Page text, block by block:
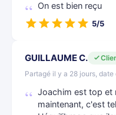
On est bien reçu
5/5
GUILLAUME C.
Partagé il y a 28 jours,
Joachim est top et
maintenant, c'est